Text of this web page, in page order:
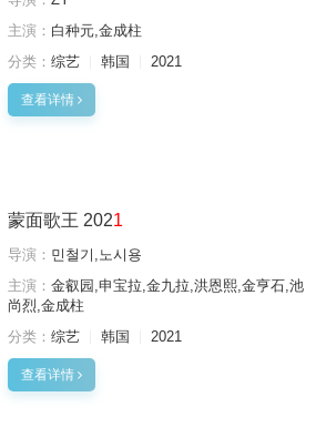
主演： 白种元,金成柱
分类： 综艺 韩国 2021
查看详情
蒙面歌王 2021
导演： 민철기,노시용
主演： 金叡园,申宝拉,金九拉,洪恩熙,金亨石,池
尚烈,金成柱
分类： 综艺 韩国 2021
查看详情